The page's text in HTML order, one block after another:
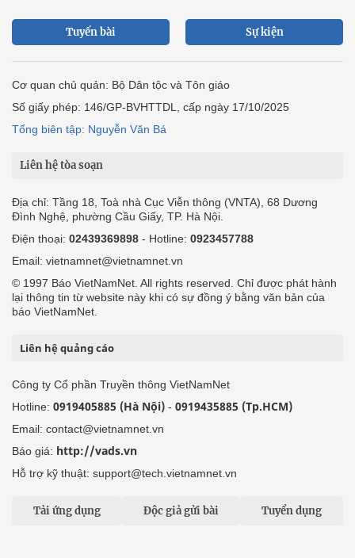
Tuyến bài Sự kiện
Cơ quan chủ quản: Bộ Dân tộc và Tôn giáo
Số giấy phép: 146/GP-BVHTTDL, cấp ngày 17/10/2025
Tổng biên tập: Nguyễn Văn Bá
Liên hệ tòa soạn
Địa chỉ: Tầng 18, Toà nhà Cục Viễn thông (VNTA), 68 Dương
Đình Nghệ, phường Cầu Giấy, TP. Hà Nội.
Điện thoại: 02439369898 - Hotline: 0923457788
Email: vietnamnet@vietnamnet.vn
© 1997 Báo VietNamNet. All rights reserved. Chỉ được phát hành
lại thông tin từ website này khi có sự đồng ý bằng văn bản của
báo VietNamNet.
Liên hệ quảng cáo
Công ty Cổ phần Truyền thông VietNamNet
Hotline: 0919405885 (Hà Nội) - 0919435885 (Tp.HCM)
Email: contact@vietnamnet.vn
Báo giá: http://vads.vn
Hỗ trợ kỹ thuật: support@tech.vietnamnet.vn
Tải ứng dụng Độc giả gửi bài Tuyển dụng